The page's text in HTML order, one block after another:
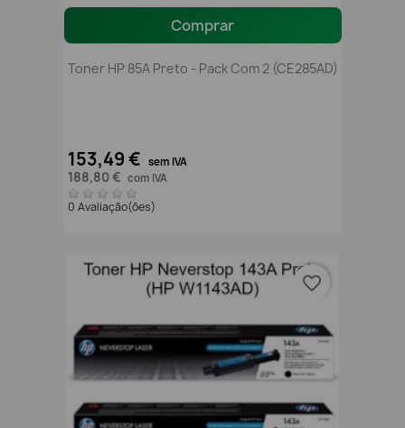
Comprar
Toner HP 85A Preto - Pack Com 2 (CE285AD)
153,49 € sem IVA
188,80 € com IVA
0 Avaliação(ões)
favorite_border